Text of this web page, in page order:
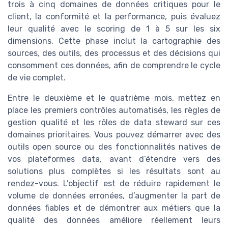
trois à cinq domaines de données critiques pour le
client, la conformité et la performance, puis évaluez
leur qualité avec le scoring de 1 à 5 sur les six
dimensions. Cette phase inclut la cartographie des
sources, des outils, des processus et des décisions qui
consomment ces données, afin de comprendre le cycle
de vie complet.
Entre le deuxième et le quatrième mois, mettez en
place les premiers contrôles automatisés, les règles de
gestion qualité et les rôles de data steward sur ces
domaines prioritaires. Vous pouvez démarrer avec des
outils open source ou des fonctionnalités natives de
vos plateformes data, avant d’étendre vers des
solutions plus complètes si les résultats sont au
rendez-vous. L’objectif est de réduire rapidement le
volume de données erronées, d’augmenter la part de
données fiables et de démontrer aux métiers que la
qualité des données améliore réellement leurs